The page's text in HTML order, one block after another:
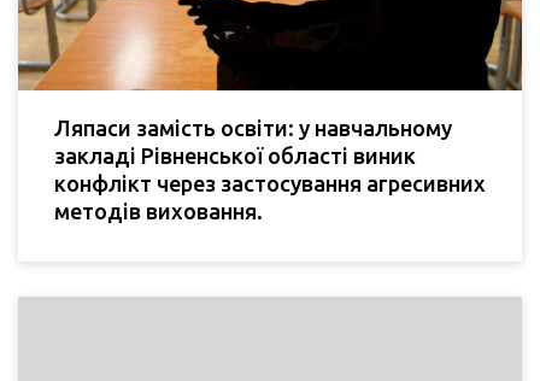
Ляпаси замість освіти: у навчальному
закладі Рівненської області виник
конфлікт через застосування агресивних
методів виховання.